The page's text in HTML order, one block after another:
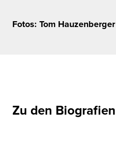
Fotos: Tom Hauzenberger
Zu den Biografien